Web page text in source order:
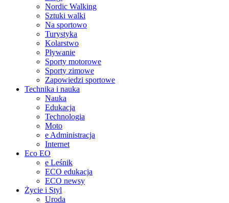
Nordic Walking
Sztuki walki
Na sportowo
Turystyka
Kolarstwo
Pływanie
Sporty motorowe
Sporty zimowe
Zapowiedzi sportowe
Technika i nauka
Nauka
Edukacja
Technologia
Moto
e Administracja
Internet
Eco EO
e Leśnik
ECO edukacja
ECO newsy
Życie i Styl
Uroda